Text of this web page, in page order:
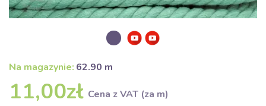
Na magazynie: 62.90 m
11,00zł Cena z VAT (za m)